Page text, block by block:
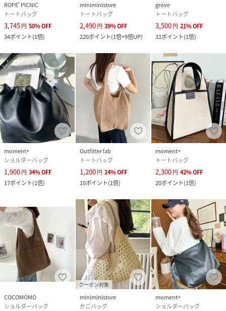
ROPE' PICNIC
トートバッグ
3,745円 50%OFF
34ポイント(1倍)
miniministore
トートバッグ
2,490円 39%OFF
220ポイント(1倍+9倍UP)
grove
トートバッグ
3,500円 21%OFF
31ポイント(1倍)
moment+
ショルダーバッグ
1,900円 34%OFF
17ポイント(1倍)
Outfitter lab
トートバッグ
1,200円 24%OFF
10ポイント(1倍)
moment+
トートバッグ
2,300円 42%OFF
20ポイント(1倍)
COCOMOMO
ショルダーバッグ
クーポン対象
miniministore
かごバッグ
moment+
ショルダーバッグ